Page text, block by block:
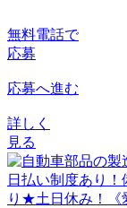
無料電話で
応募
応募へ進む
詳しく
見る